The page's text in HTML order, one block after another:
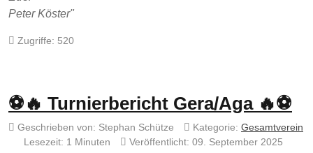
Peter Köster"
Zugriffe: 520
⚽️🔥 Turnierbericht Gera/Aga 🔥⚽️
Geschrieben von: Stephan Schütze Kategorie: Gesamtverein
Lesezeit: 1 Minuten
Veröffentlicht: 09. September 2025